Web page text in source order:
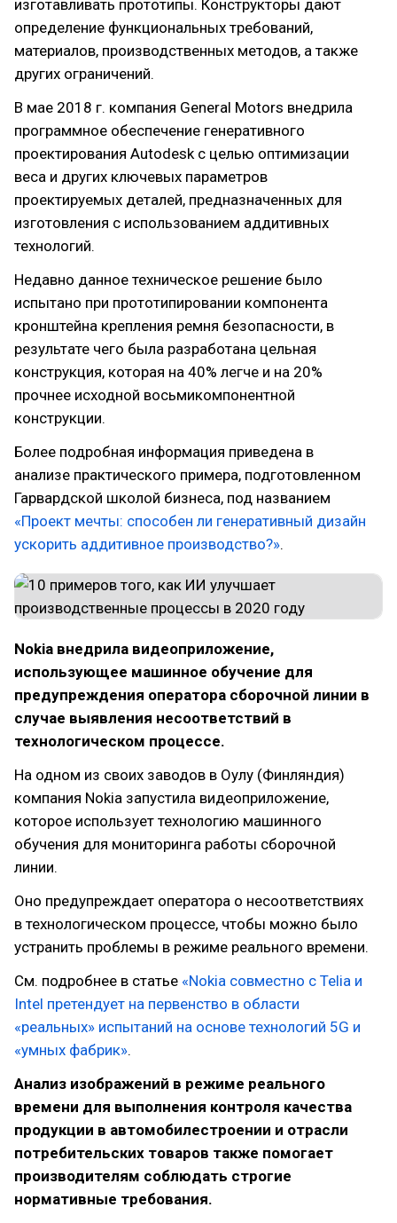
изготавливать прототипы. Конструкторы дают
определение функциональных требований,
материалов, производственных методов, а также
других ограничений.
В мае 2018 г. компания General Motors внедрила
программное обеспечение генеративного
проектирования Autodesk с целью оптимизации
веса и других ключевых параметров
проектируемых деталей, предназначенных для
изготовления с использованием аддитивных
технологий.
Недавно данное техническое решение было
испытано при прототипировании компонента
кронштейна крепления ремня безопасности, в
результате чего была разработана цельная
конструкция, которая на 40% легче и на 20%
прочнее исходной восьмикомпонентной
конструкции.
Более подробная информация приведена в
анализе практического примера, подготовленном
Гарвардской школой бизнеса, под названием
«Проект мечты: способен ли генеративный дизайн
ускорить аддитивное производство?».
Nokia внедрила видеоприложение,
использующее машинное обучение для
предупреждения оператора сборочной линии в
случае выявления несоответствий в
технологическом процессе.
На одном из своих заводов в Оулу (Финляндия)
компания Nokia запустила видеоприложение,
которое использует технологию машинного
обучения для мониторинга работы сборочной
линии.
Оно предупреждает оператора о несоответствиях
в технологическом процессе, чтобы можно было
устранить проблемы в режиме реального времени.
См. подробнее в статье «Nokia совместно с Telia и
Intel претендует на первенство в области
«реальных» испытаний на основе технологий 5G и
«умных фабрик».
Анализ изображений в режиме реального
времени для выполнения контроля качества
продукции в автомобилестроении и отрасли
потребительских товаров также помогает
производителям соблюдать строгие
нормативные требования.